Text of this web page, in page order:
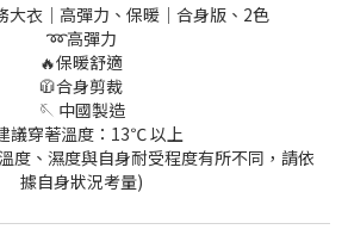
大衣│高彈力、保暖│合身版、2色
➿高彈力
🔥保暖舒適
🧥合身剪裁
🪡 中國製造
議穿著溫度：13℃ 以上
度、濕度與自身耐受程度有所不同，請依
據自身狀況考量)